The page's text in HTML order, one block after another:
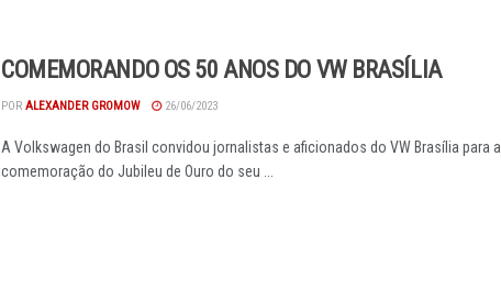
COMEMORANDO OS 50 ANOS DO VW BRASÍLIA
POR ALEXANDER GROMOW 26/06/2023
A Volkswagen do Brasil convidou jornalistas e aficionados do VW Brasília para a
comemoração do Jubileu de Ouro do seu ...